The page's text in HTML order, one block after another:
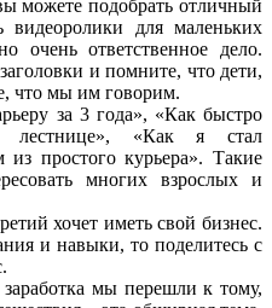
можете подобрать отличный
видеоролики для маленьких
очень ответственное дело.
и помните, что дети,
что мы им говорим.
за 3 года», «Как быстро
лестнице», «Как я стал
из простого курьера». Такие
многих взрослых и
хочет иметь свой бизнес.
и навыки, то поделитесь с
мы перешли к тому,